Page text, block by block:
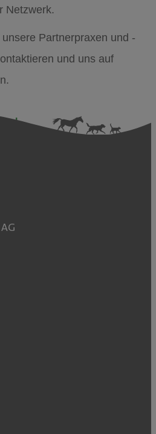
Netzwerk.
Partnerpraxen und -
und uns auf